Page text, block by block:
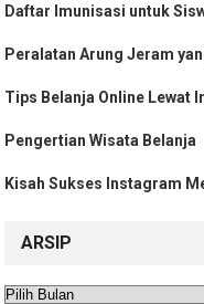
Daftar Imunisasi untuk
Peralatan Arung Jeram
Tips Belanja Online Lewat
Pengertian Wisata Belanja
Kisah Sukses Instagram
ARSIP
Arsip